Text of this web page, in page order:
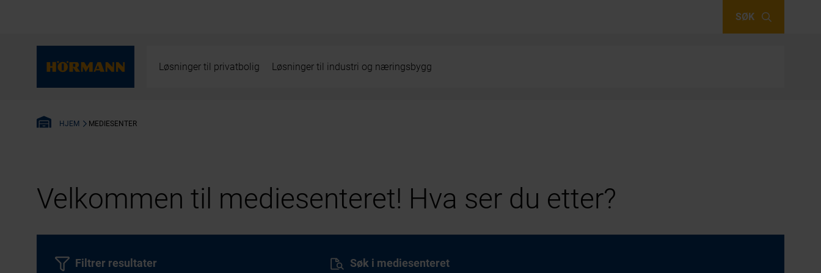
SØK
Løsninger til privatbolig Løsninger til industri og næringsbygg
HJEM MEDIESENTER
Velkommen til mediesenteret! Hva ser du etter?
Søk i mediesenteret
Filtrer resultater